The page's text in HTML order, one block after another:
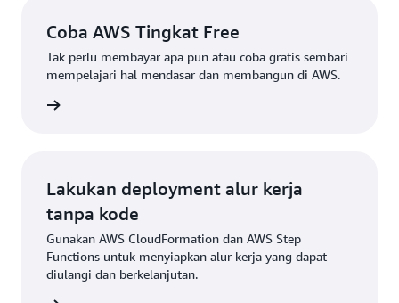
Coba AWS Tingkat Free
Tak perlu membayar apa pun atau coba gratis sembari
mempelajari hal mendasar dan membangun di AWS.
Lakukan deployment alur kerja
tanpa kode
Gunakan AWS CloudFormation dan AWS Step
Functions untuk menyiapkan alur kerja yang dapat
diulangi dan berkelanjutan.